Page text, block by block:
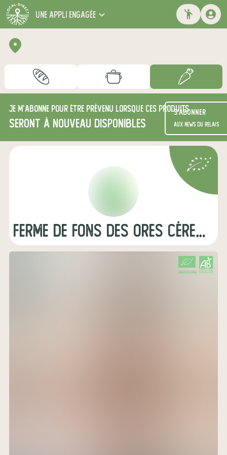
une appli engagée
Je m'abonne pour être prévenu lorsque ces produits
seront à nouveau disponibles
S'abonner
aux news du relais
Ferme de Fons Des Ores Céreales, Farines, Champignons
CERTIFIÉ PAR FR-BIO-10
AGRICULTURE FRANCE